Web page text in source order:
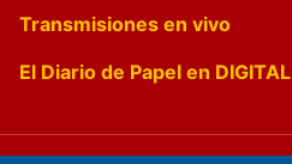
Transmisiones en vivo
El Diario de Papel en DIGITAL